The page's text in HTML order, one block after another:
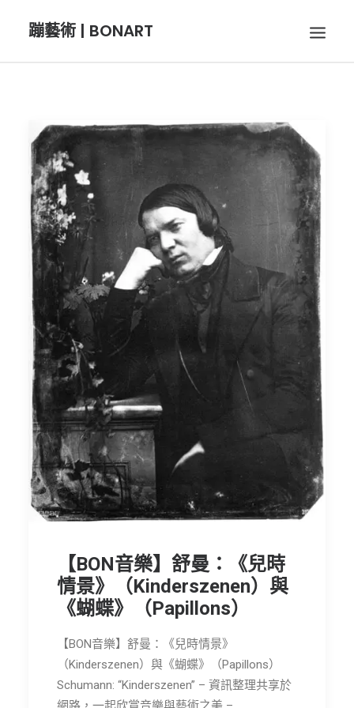
蹦藝術 | BONART
BON呼吸
BON攝影
BON插畫
BON旅行
節慶長笛樂團
關於我們
會員專區
SEARCH
【BON音樂】舒曼：《兒時
情景》（Kinderszenen）與
《蝴蝶》（Papillons）
【BON音樂】舒曼：《兒時情景》
（Kinderszenen）與《蝴蝶》（Papillons）
Schumann: “Kinderszenen” – 資訊整理共享於